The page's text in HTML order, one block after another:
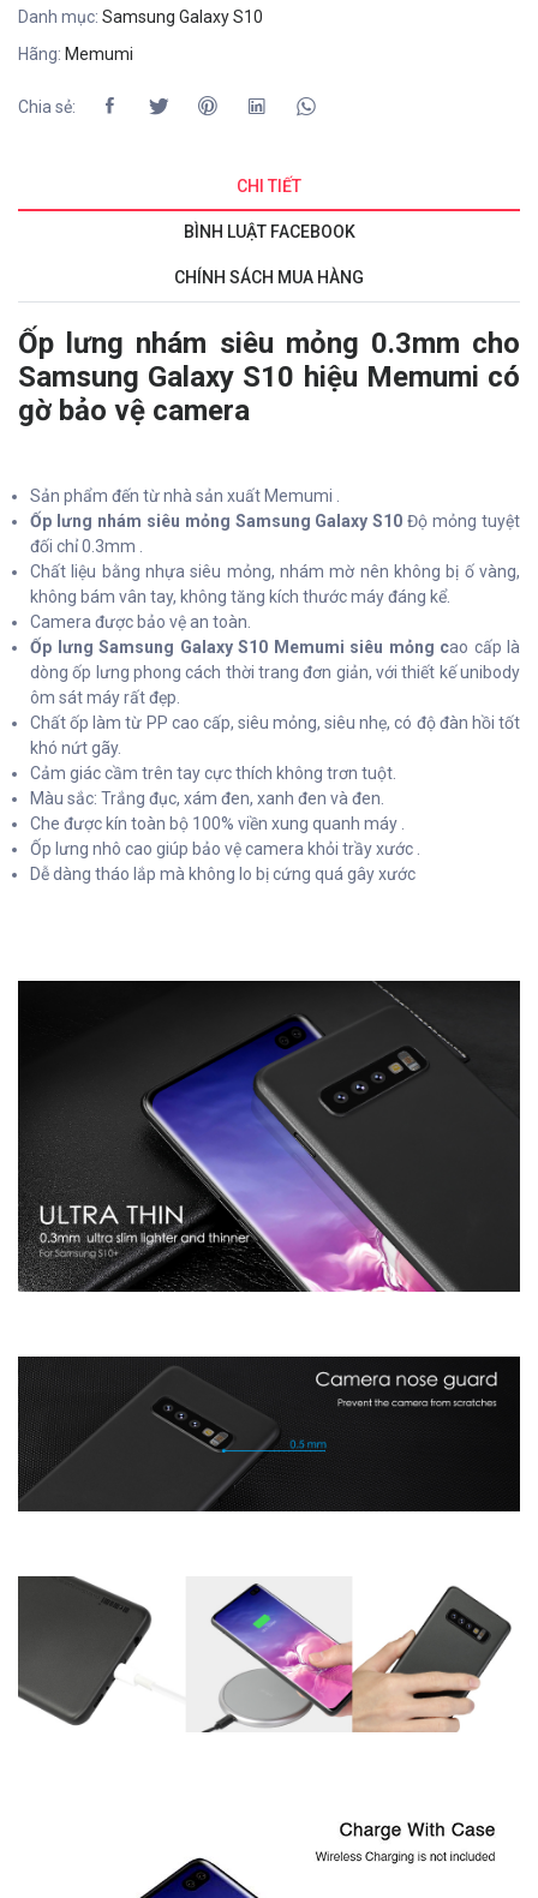
Danh mục: Samsung Galaxy S10
Hãng: Memumi
Chia sẻ:
CHI TIẾT
BÌNH LUẬT FACEBOOK
CHÍNH SÁCH MUA HÀNG
Ốp lưng nhám siêu mỏng 0.3mm cho
Samsung Galaxy S10 hiệu Memumi có
gờ bảo vệ camera
Sản phẩm đến từ nhà sản xuất Memumi .
Ốp lưng nhám siêu mỏng Samsung Galaxy S10Độ mỏng tuyệt
đối chỉ 0.3mm .
Chất liệu bằng nhựa siêu mỏng, nhám mờ nên không bị ố vàng,
không bám vân tay, không tăng kích thước máy đáng kể.
Camera được bảo vệ an toàn.
Ốp lưng Samsung Galaxy S10 Memumi siêu mỏng cao cấp là
dòng ốp lưng phong cách thời trang đơn giản, với thiết kế unibody
ôm sát máy rất đẹp.
Chất ốp làm từ PP cao cấp, siêu mỏng, siêu nhẹ, có độ đàn hồi tốt
khó nứt gãy.
Cảm giác cầm trên tay cực thích không trơn tuột.
Màu sắc: Trắng đục, xám đen, xanh đen và đen.
Che được kín toàn bộ 100% viền xung quanh máy .
Ốp lưng nhô cao giúp bảo vệ camera khỏi trầy xước .
Dễ dàng tháo lắp mà không lo bị cứng quá gây xước